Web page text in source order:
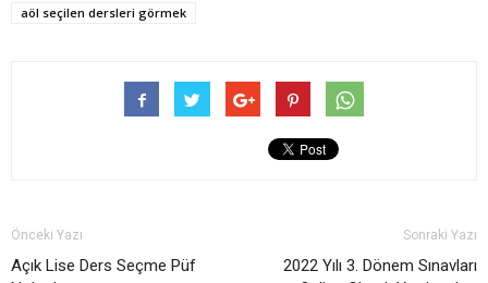
aöl seçilen dersleri görmek
Önceki Yazı
Açık Lise Ders Seçme Püf
Sonraki Yazı
2022 Yılı 3. Dönem Sınavları